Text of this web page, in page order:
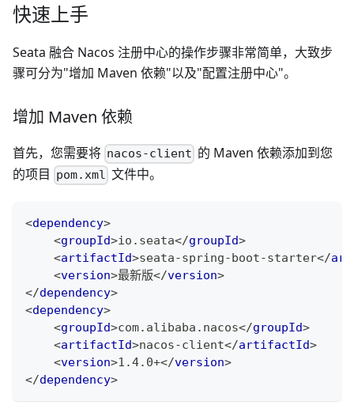
快速上手
Seata 融合 Nacos 注册中心的操作步骤非常简单，大致步
骤可分为"增加 Maven 依赖"以及"配置注册中心"。
增加 Maven 依赖
首先，您需要将 nacos-client 的 Maven 依赖添加到您
的项目 pom.xml 文件中。
<dependency>
<groupId>io.seata</groupId>
<artifactId>seata-spring-boot-starter</
<version>最新版</version>
</dependency>
<dependency>
<groupId>com.alibaba.nacos</groupId>
<artifactId>nacos-client</artifactId>
<version>1.4.0+</version>
</dependency>